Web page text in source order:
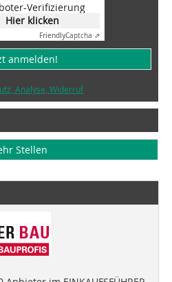
Verifizierung
Hier klicken
FriendlyCaptcha ⇗
anmelden!
Analyse, Widerruf
Stellen